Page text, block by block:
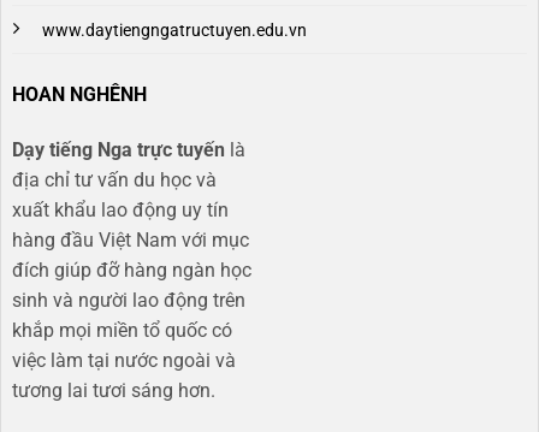
www.daytiengngatructuyen.edu.vn
HOAN NGHÊNH
Dạy tiếng Nga trực tuyến là
địa chỉ tư vấn du học và
xuất khẩu lao động uy tín
hàng đầu Việt Nam với mục
đích giúp đỡ hàng ngàn học
sinh và người lao động trên
khắp mọi miền tổ quốc có
việc làm tại nước ngoài và
tương lai tươi sáng hơn​.